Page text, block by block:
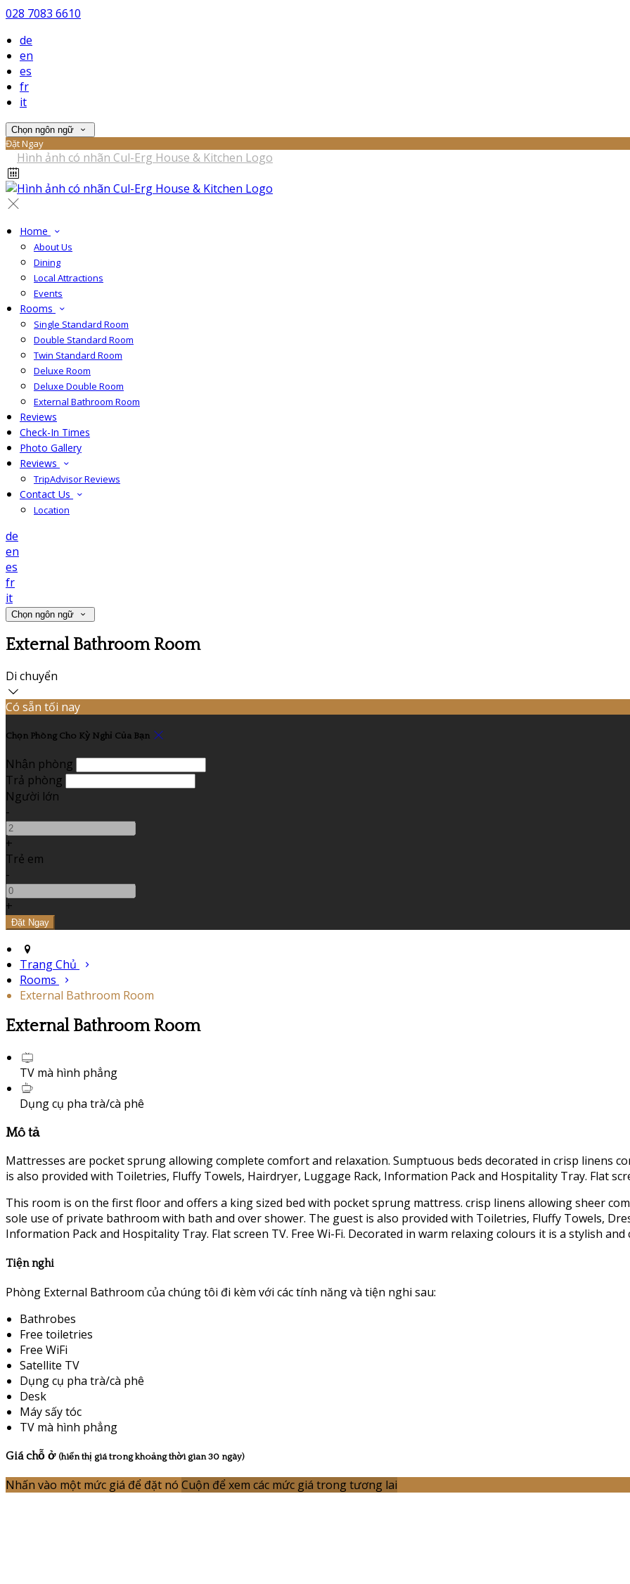
028 7083 6610
de
en
es
fr
it
Chọn ngôn ngữ
Đặt Ngay
Home
About Us
Dining
Local Attractions
Events
Rooms
Single Standard Room
Double Standard Room
Twin Standard Room
Deluxe Room
Deluxe Double Room
External Bathroom Room
Reviews
Check-In Times
Photo Gallery
Reviews
TripAdvisor Reviews
Contact Us
Location
de
en
es
fr
it
Chọn ngôn ngữ
External Bathroom Room
Di chuyển
Có sẵn tối nay
Chọn Phòng Cho Kỳ Nghỉ Của Bạn
Nhận phòng
Trả phòng
Người lớn
-
+
Trẻ em
-
+
Trang Chủ
Rooms
External Bathroom Room
External Bathroom Room
TV mà hình phẳng
Dụng cụ pha trà/cà phê
Mô tả
Mattresses are pocket sprung allowing complete comfort and relaxation. Sumptuous beds decorated in crisp linens
is also provided with Toiletries, Fluffy Towels, Hairdryer, Luggage Rack, Information Pack and Hospitality Tray. Flat
This room is on the first floor and offers a king sized bed with pocket sprung mattress. crisp linens allowing sheer
sole use of private bathroom with bath and over shower. The guest is also provided with Toiletries, Fluffy Towels,
Information Pack and Hospitality Tray. Flat screen TV. Free Wi-Fi. Decorated in warm relaxing colours it is a stylish
Tiện nghi
Phòng External Bathroom của chúng tôi đi kèm với các tính năng và tiện nghi sau:
Bathrobes
Free toiletries
Free WiFi
Satellite TV
Dụng cụ pha trà/cà phê
Desk
Máy sấy tóc
TV mà hình phẳng
Giá chỗ ở (hiển thị giá trong khoảng thời gian 30 ngày)
Nhấn vào một mức giá để đặt nó Cuộn để xem các mức giá trong tương lai